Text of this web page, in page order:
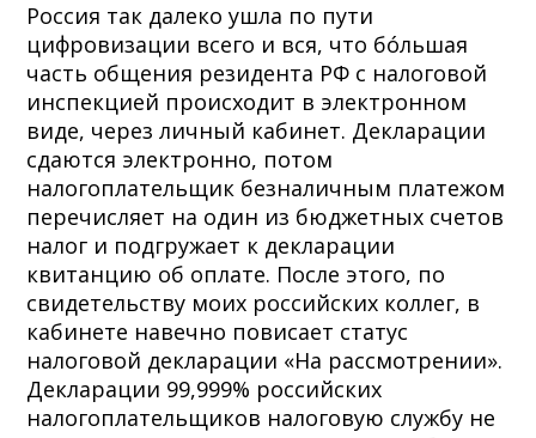
Россия так далеко ушла по пути
цифровизации всего и вся, что бóльшая
часть общения резидента РФ с налоговой
инспекцией происходит в электронном
виде, через личный кабинет. Декларации
сдаются электронно, потом
налогоплательщик безналичным платежом
перечисляет на один из бюджетных счетов
налог и подгружает к декларации
квитанцию об оплате. После этого, по
свидетельству моих российских коллег, в
кабинете навечно повисает статус
налоговой декларации «На рассмотрении».
Декларации 99,999% российских
налогоплательщиков налоговую службу не